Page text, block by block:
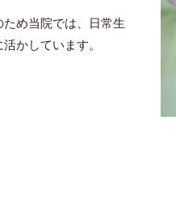
め当院では、日常生
かしています。